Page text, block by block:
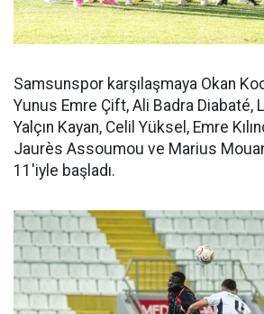
Samsunspor karşılaşmaya Okan
Yunus Emre Çift, Ali Badra Diabaté,
Yalçın Kayan, Celil Yüksel, Emre
Jaurès Assoumou ve Marius
11'iyle başladı.